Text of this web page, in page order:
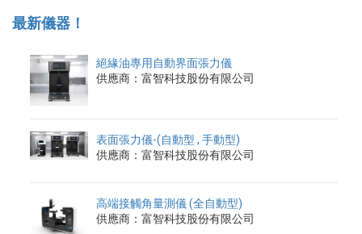
最新儀器！
絕緣油專用自動界面張力儀
供應商：富智科技股份有限公司
表面張力儀-(自動型 , 手動型)
供應商：富智科技股份有限公司
高端接觸角量測儀 (全自動型)
供應商：富智科技股份有限公司